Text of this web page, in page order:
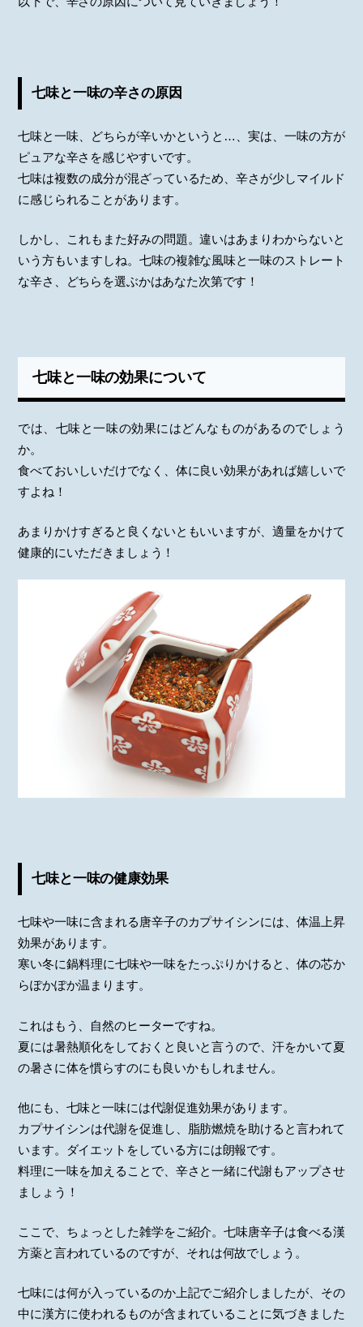
七味と一味の辛さの原因
七味と一味、どちらが辛いかというと…、実は、一味の方が
ピュアな辛さを感じやすいです。
七味は複数の成分が混ざっているため、辛さが少しマイルド
に感じられることがあります。
しかし、これもまた好みの問題。違いはあまりわからないと
いう方もいますしね。七味の複雑な風味と一味のストレート
な辛さ、どちらを選ぶかはあなた次第です！
七味と一味の効果について
では、七味と一味の効果にはどんなものがあるのでしょう
か。
食べておいしいだけでなく、体に良い効果があれば嬉しいで
すよね！
あまりかけすぎると良くないともいいますが、適量をかけて
健康的にいただきましょう！
七味と一味の健康効果
七味や一味に含まれる唐辛子のカプサイシンには、体温上昇
効果があります。
寒い冬に鍋料理に七味や一味をたっぷりかけると、体の芯か
らぽかぽか温まります。
これはもう、自然のヒーターですね。
夏には暑熱順化をしておくと良いと言うので、汗をかいて夏
の暑さに体を慣らすのにも良いかもしれません。
他にも、七味と一味には代謝促進効果があります。
カプサイシンは代謝を促進し、脂肪燃焼を助けると言われて
います。ダイエットをしている方には朗報です。
料理に一味を加えることで、辛さと一緒に代謝もアップさせ
ましょう！
ここで、ちょっとした雑学をご紹介。七味唐辛子は食べる漢
方薬と言われているのですが、それは何故でしょう。
七味には何が入っているのか上記でご紹介しましたが、その
中に漢方に使われるものが含まれていることに気づきました